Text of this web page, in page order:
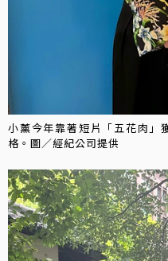
小薰今年靠著短片「五花肉」
格。圖／經紀公司提供